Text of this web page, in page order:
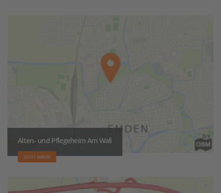
Alten- und Pflegeheim Am Wall
26721 EMDEN